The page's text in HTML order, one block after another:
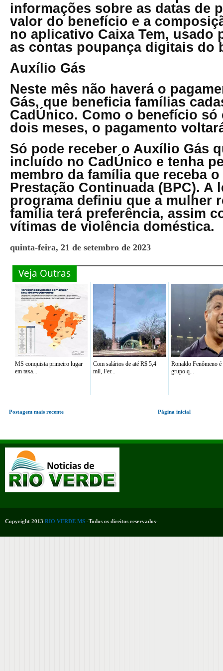
informações sobre as datas de
valor do benefício e a
no aplicativo Caixa Tem, usado
as contas poupança digitais do
Auxílio Gás
Neste mês não haverá o
Gás, que beneficia famílias
CadÚnico. Como o benefício só
dois meses, o pagamento
Só pode receber o Auxílio Gás
incluído no CadÚnico e tenha
membro da família que receba
Prestação Continuada (BPC). A
programa definiu que a mulher
família terá preferência, assim
vítimas de violência doméstica.
quinta-feira, 21 de setembro de 2023
Veja Outras
MS conquista primeiro lugar
em taxa...
Com salários de até R$ 5,4
mil, Fer...
Ronaldo Fenômeno
grupo q...
Postagem mais recente Página inicial
Copyright 2013 RIO VERDE MS -Todos os direitos reservados-